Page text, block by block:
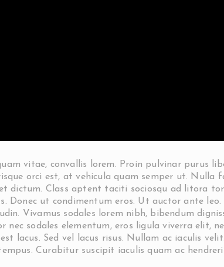
vitae, convallis lorem. Proin pulvinar purus
orci est, at vehicula quam semper ut. Nulla
dictum. Class aptent taciti sociosqu ad litora
Donec ut condimentum eros. Ut auctor ante leo.
Vivamus sodales lorem nibh, bibendum
nec sodales elementum, eros ligula viverra elit,
lacus. Sed vel lacus risus. Nullam ac iaculis velit.
Curabitur suscipit iaculis quam ac